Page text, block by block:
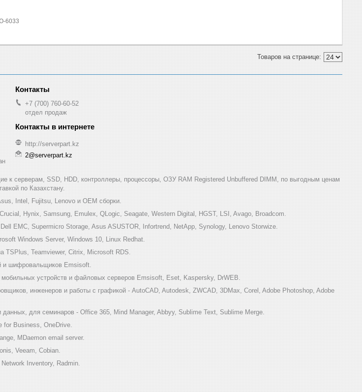
6033
+7 (700) 760-60-52
отдел продаж
http://serverpart.kz
2@serverpart.kz
к серверам, SSD, HDD, контроллеры, процессоры, ОЗУ RAM Registered Unbuffered DIMM, по выгодным ценам
по Казахстану.
Intel, Fujitsu, Lenovo и ОЕМ сборки.
Hynix, Samsung, Emulex, QLogic, Seagate, Western Digital, HGST, LSI, Avago, Broadcom.
EMC, Supermicro Storage, Asus ASUSTOR, Infortrend, NetApp, Synology, Lenovo Storwize.
Windows Server, Windows 10, Linux Redhat.
TSPlus, Teamviewer, Citrix, Microsoft RDS.
и шифровальщиков Emsisoft.
устройств и файловых серверов Emsisoft, Eset, Kaspersky, DrWEB.
инженеров и работы с графикой - AutoCAD, Autodesk, ZWCAD, 3DMax, Corel, Adobe Photoshop, Adobe
для семинаров - Office 365, Mind Manager, Abbyy, Sublime Text, Sublime Merge.
Business, OneDrive.
MDaemon email server.
Veeam, Cobian.
Inventory, Radmin.